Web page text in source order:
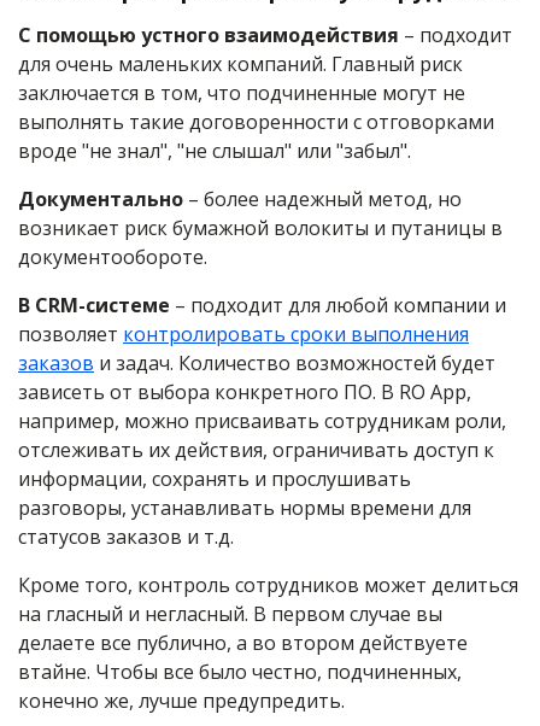
С помощью устного взаимодействия – подходит
для очень маленьких компаний. Главный риск
заключается в том, что подчиненные могут не
выполнять такие договоренности с отговорками
вроде "не знал", "не слышал" или "забыл".
Документально – более надежный метод, но
возникает риск бумажной волокиты и путаницы в
документообороте.
В CRM-системе – подходит для любой компании и
позволяет контролировать сроки выполнения
заказов и задач. Количество возможностей будет
зависеть от выбора конкретного ПО. В RO App,
например, можно присваивать сотрудникам роли,
отслеживать их действия, ограничивать доступ к
информации, сохранять и прослушивать
разговоры, устанавливать нормы времени для
статусов заказов и т.д.
Кроме того, контроль сотрудников может делиться
на гласный и негласный. В первом случае вы
делаете все публично, а во втором действуете
втайне. Чтобы все было честно, подчиненных,
конечно же, лучше предупредить.